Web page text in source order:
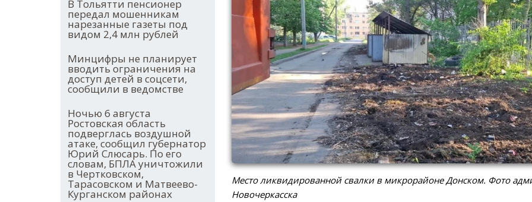
В Тольятти пенсионер
передал мошенникам
нарезанные газеты под
видом 2,4 млн рублей
Минцифры не планирует
вводить ограничения на
доступ детей в соцсети,
сообщили в ведомстве
Ночью 6 августа
Ростовская область
подверглась воздушной
атаке, сообщил губернатор
Юрий Слюсарь. По его
словам, БПЛА уничтожили
в Чертковском,
Тарасовском и Матвеево-
Курганском районах
Место ликвидированной свалки в микрорайоне Донском. Фото
Новочеркасска